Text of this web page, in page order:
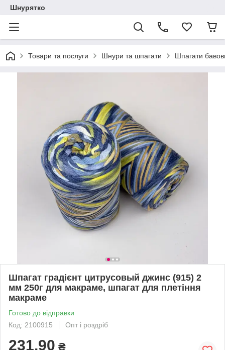
Шнурятко
Товари та послуги Шнури та шпагати Шпагати
Шпагат градієнт цитрусовый джинс (915) 2
мм 250г для макраме, шпагат для плетіння
макраме
Готово до відправки
Код: 2100915
Опт і роздріб
231,90 ₴